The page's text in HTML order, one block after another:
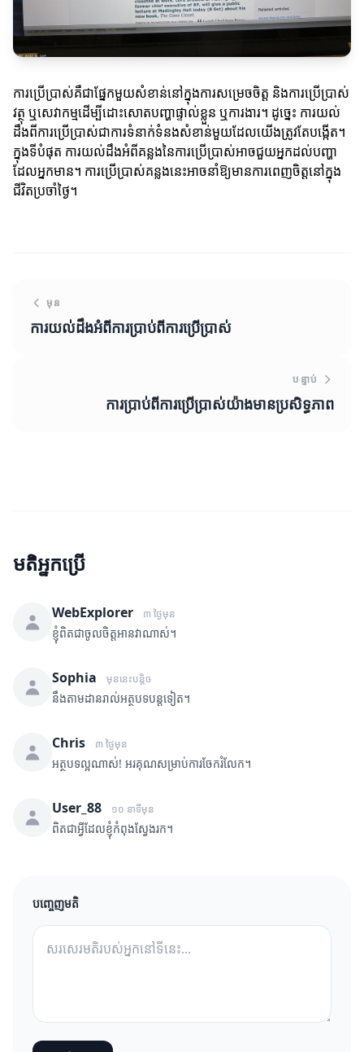
ការប្រើប្រាស់គឺជាផ្នែកមួយសំខាន់នៅក្នុងការសម្រេចចិត្ត និងការប្រើប្រាស់
វត្ថុ ឬសេវាកម្មដើម្បីដោះសោតបញ្ហាផ្ទាល់ខ្លួន ឬការងារ។ ដូច្នេះ ការយល់
ដឹងពីការប្រើប្រាស់ជាការទំនាក់ទំនងសំខាន់មួយដែលយើងត្រូវតែបង្កើត។
ក្នុងទីបំផុត ការយល់ដឹងអំពីគន្លងនៃការប្រើប្រាស់អាចជួយអ្នកដល់បញ្ហា
ដែលអ្នកមាន។ ការប្រើប្រាស់គន្លងនេះអាចនាំឱ្យមានការពេញចិត្តនៅក្នុង
ជីវិតប្រចាំថ្ងៃ។
មុន
ការយល់ដឹងអំពីការប្រាប់ពីការប្រើប្រាស់
បន្ទាប់
ការប្រាប់ពីការប្រើប្រាស់យ៉ាងមានប្រសិទ្ធភាព
មតិអ្នកប្រើ
WebExplorer ៣ ថ្ងៃមុន
ខ្ញុំពិតជាចូលចិត្តអានវាណាស់។
Sophia មុននេះបន្តិច
នឹងតាមដានរាល់អត្ថបទបន្តទៀត។
Chris ៣ ថ្ងៃមុន
អត្ថបទល្អណាស់! អរគុណសម្រាប់ការចែករំលែក។
User_88 ១០ នាទីមុន
ពិតជាអ្វីដែលខ្ញុំកំពុងស្វែងរក។
បញ្ចេញមតិ